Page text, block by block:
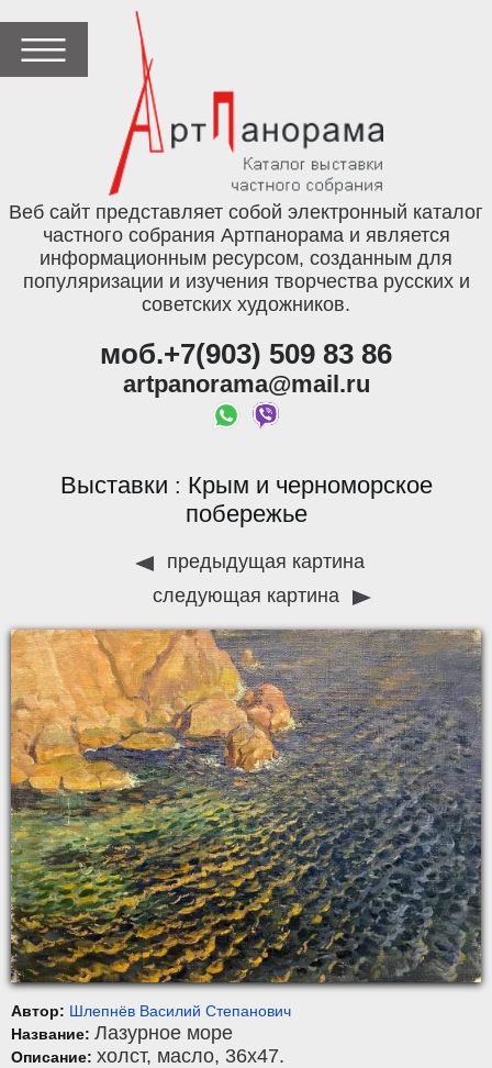
Веб сайт представляет собой электронный каталог
частного собрания Артпанорама и является
информационным ресурсом, созданным для
популяризации и изучения творчества русских и
советских художников.
моб.+7(903) 509 83 86
artpanorama@mail.ru
Выставки : Крым и черноморское
побережье
предыдущая картина
следующая картина
Автор: Шлепнёв Василий Степанович
Название: Лазурное море
Описание: холст, масло, 36x47.